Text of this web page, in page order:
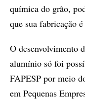
química do grão,
que sua fabricação
O desenvolvimento
alumínio só foi
FAPESP por meio
em Pequenas